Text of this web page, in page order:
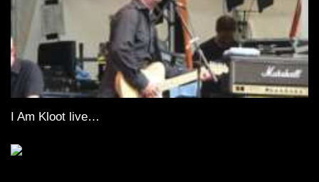
I Am Kloot live…